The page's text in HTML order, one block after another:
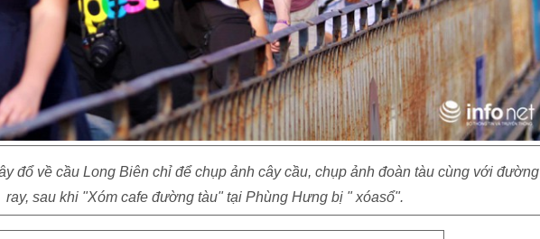
đổ về cầu Long Biên chỉ để chụp ảnh cây cầu, chụp ảnh đoàn tàu cùng với đường
ray, sau khi "Xóm cafe đường tàu" tại Phùng Hưng bị " xóasổ".